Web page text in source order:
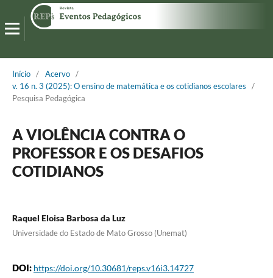
Início / Acervo /
v. 16 n. 3 (2025): O ensino de matemática e os cotidianos escolares
/
Pesquisa Pedagógica
A VIOLÊNCIA CONTRA O
PROFESSOR E OS DESAFIOS
COTIDIANOS
Raquel Eloisa Barbosa da Luz
Universidade do Estado de Mato Grosso (Unemat)
DOI: https://doi.org/10.30681/reps.v16i3.14727